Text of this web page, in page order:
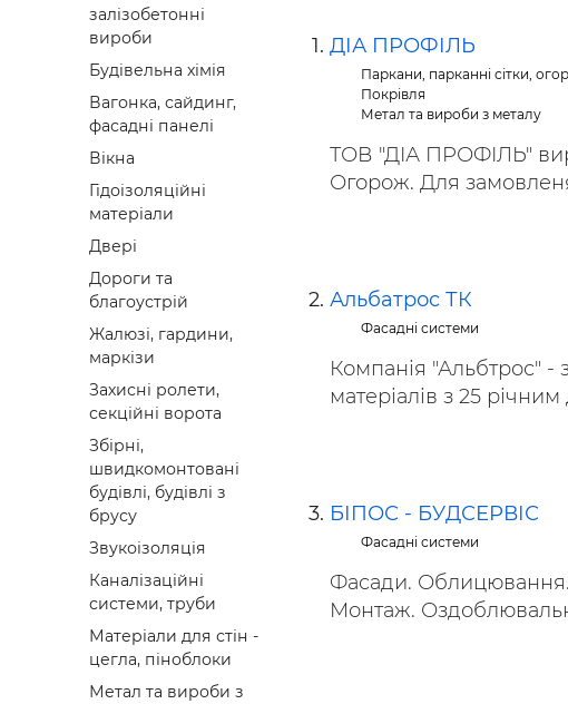
залізобетонні
вироби
Будівельна хімія
Вагонка, сайдинг,
фасадні панелі
Вікна
Гідоізоляційні
матеріали
Двері
Дороги та
благоустрій
Жалюзі, гардини,
маркізи
Захисні ролети,
секційні ворота
Збірні,
швидкомонтовані
будівлі, будівлі з
брусу
Звукоізоляція
Каналізаційні
системи, труби
Матеріали для стін -
цегла, піноблоки
Метал та вироби з
ДІА ПРОФІЛЬ
Паркани, парканні сітки,
Покрівля
Метал та вироби з металу
ТОВ "ДІА ПРОФІЛЬ"
Огорож. Для
Альбатрос ТК
Фасадні системи
Компанія "Альбтрос" -
матеріалів з 25
БІПОС - БУДСЕРВІС
Фасадні системи
Фасади. Облицювання.
Монтаж.